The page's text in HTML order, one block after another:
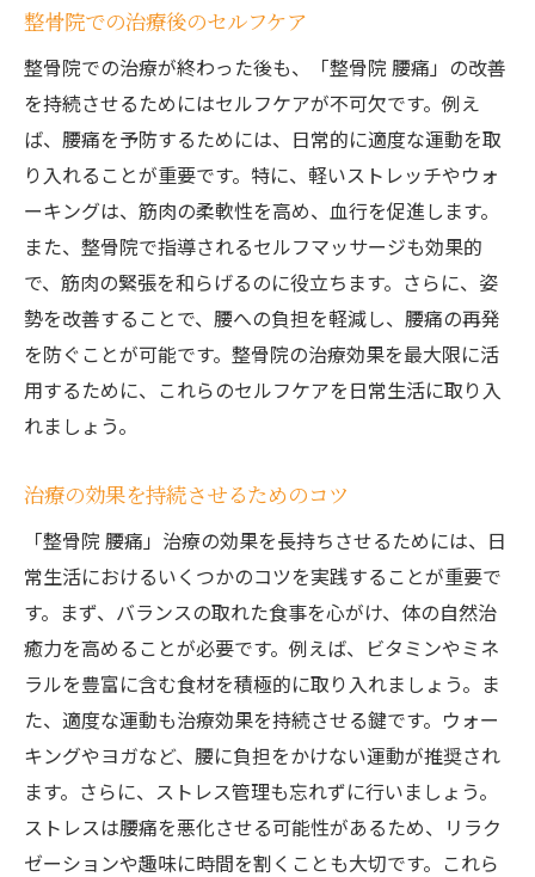
整骨院での治療後のセルフケア
整骨院での治療が終わった後も、「整骨院 腰痛」の改善
を持続させるためにはセルフケアが不可欠です。例え
ば、腰痛を予防するためには、日常的に適度な運動を取
り入れることが重要です。特に、軽いストレッチやウォ
ーキングは、筋肉の柔軟性を高め、血行を促進します。
また、整骨院で指導されるセルフマッサージも効果的
で、筋肉の緊張を和らげるのに役立ちます。さらに、姿
勢を改善することで、腰への負担を軽減し、腰痛の再発
を防ぐことが可能です。整骨院の治療効果を最大限に活
用するために、これらのセルフケアを日常生活に取り入
れましょう。
治療の効果を持続させるためのコツ
「整骨院 腰痛」治療の効果を長持ちさせるためには、日
常生活におけるいくつかのコツを実践することが重要で
す。まず、バランスの取れた食事を心がけ、体の自然治
癒力を高めることが必要です。例えば、ビタミンやミネ
ラルを豊富に含む食材を積極的に取り入れましょう。ま
た、適度な運動も治療効果を持続させる鍵です。ウォー
キングやヨガなど、腰に負担をかけない運動が推奨され
ます。さらに、ストレス管理も忘れずに行いましょう。
ストレスは腰痛を悪化させる可能性があるため、リラク
ゼーションや趣味に時間を割くことも大切です。これら